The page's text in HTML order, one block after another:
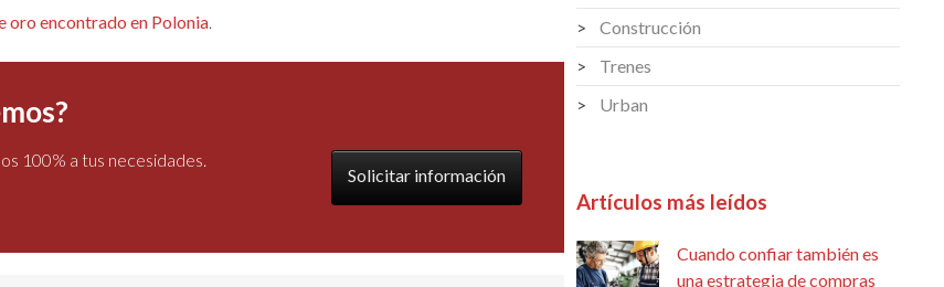
oro encontrado en Polonia.
100% a tus necesidades.
Solicitar información
Construcción
Trenes
Urban
Artículos más leídos
Cuando confiar también es
una estrategia de compras